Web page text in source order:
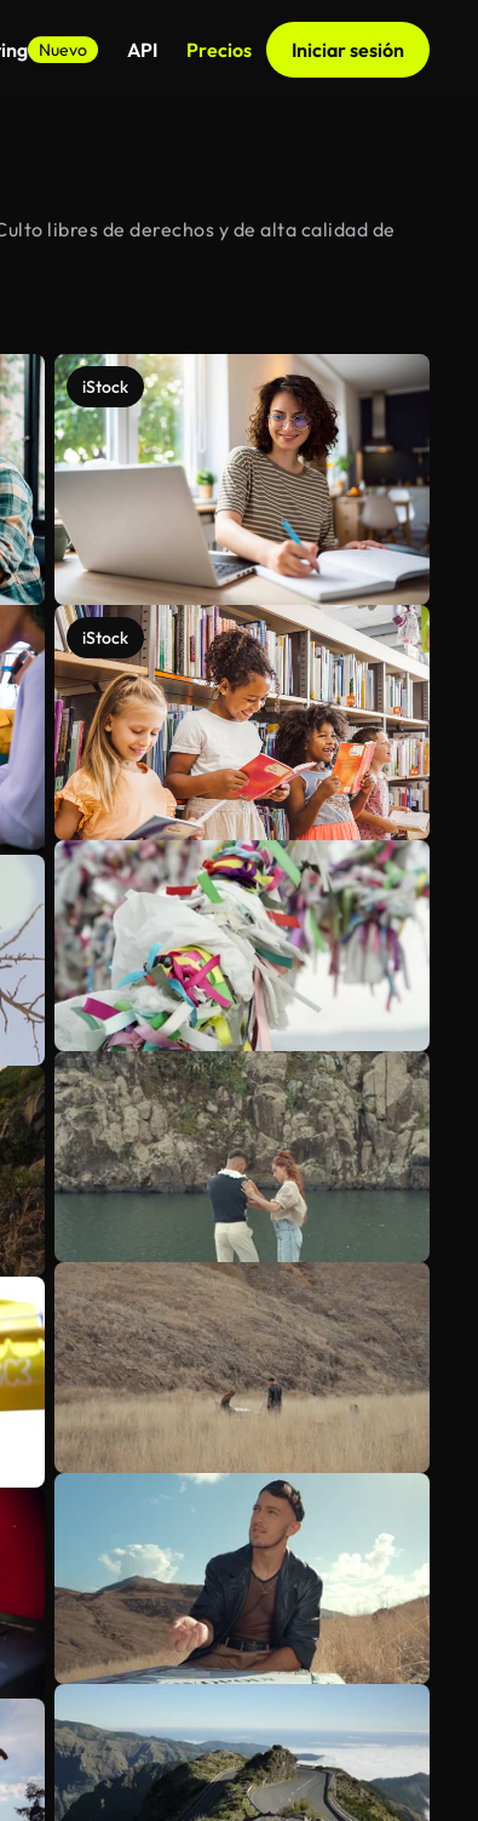
Nuevo API Precios Iniciar sesión
libres de derechos y de alta calidad de
iStock
iStock
Ver más